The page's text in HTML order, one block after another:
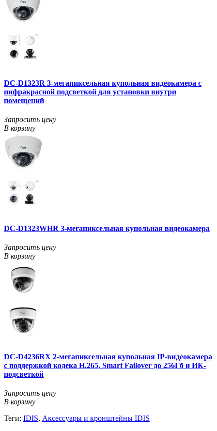
DC-D1323R 3-мегапиксельная купольная видеокамера с
инфракрасной подсветкой для установки внутри
помещений
Запросить цену
В корзину
DC-D1323WHR 3-мегапиксельная купольная видеокамера
Запросить цену
В корзину
DC-D4236RX 2-мегапиксельная купольная IP-видеокамера
с поддержкой кодека H.265, Smart Failover до 256Гб и ИК-
подсветкой
Запросить цену
В корзину
Теги: IDIS, Аксессуары и кронштейны IDIS